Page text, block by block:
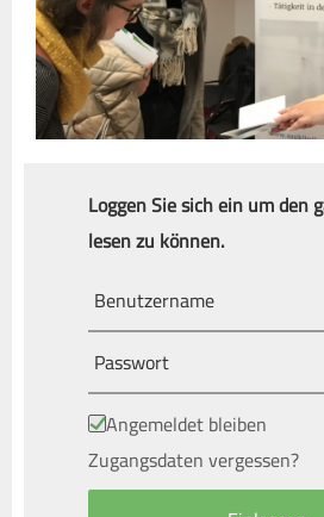
Loggen Sie sich ein um den
lesen zu können.
Angemeldet bleiben
Zugangsdaten vergessen?